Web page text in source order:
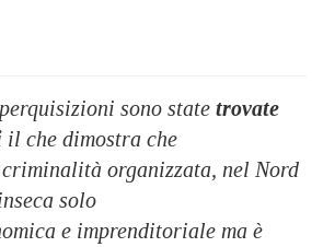
sono state trovate
il che dimostra che
organizzata, nel Nord
solo
e imprenditoriale ma è